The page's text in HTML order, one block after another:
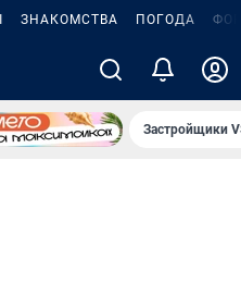
ЗНАКОМСТВА ПОГОДА
Застройщики